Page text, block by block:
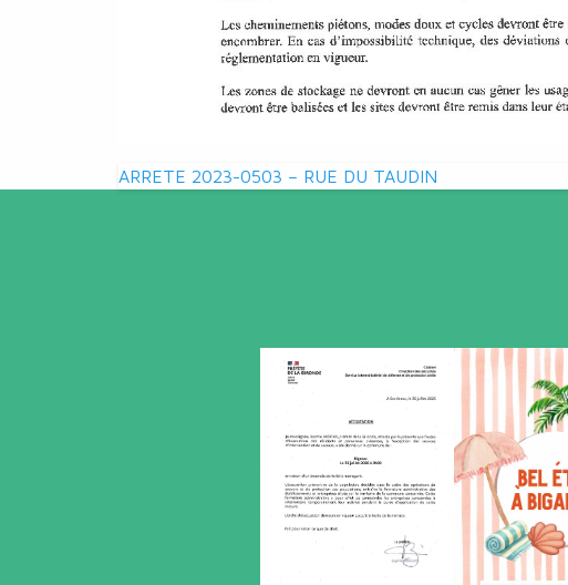
Navigation
ARRETE 2023-0503 – RUE DU TAUDIN